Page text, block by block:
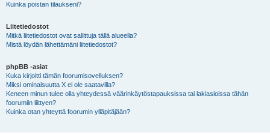
Kuinka poistan tilaukseni?
Liitetiedostot
Mitkä liitetiedostot ovat sallittuja tällä alueella?
Mistä löydän lähettämäni liitetiedostot?
phpBB -asiat
Kuka kirjoitti tämän foorumisovelluksen?
Miksi ominaisuutta X ei ole saatavilla?
Keneen minun tulee olla yhteydessä väärinkäytöstapauksissa tai lakiasioissa tähän
foorumiin liittyen?
Kuinka otan yhteyttä foorumin ylläpitäjään?